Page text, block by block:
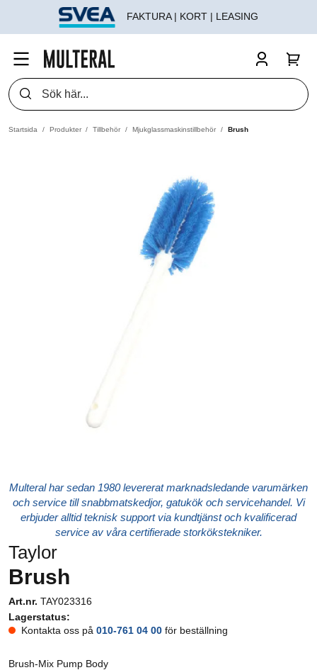
FAKTURA | KORT | LEASING
Startsida Produkter Tillbehör Mjukglassmaskinstillbehör Brush
Multeral har sedan 1980 levererat marknadsledande varumärken
och service till snabbmatskedjor, gatukök och servicehandel. Vi
erbjuder alltid teknisk support via kundtjänst och kvalificerad
service av våra certifierade storkökstekniker.
Taylor
Brush
Art.nr. TAY023316
Lagerstatus:
Kontakta oss på 010-761 04 00för beställning
Brush-Mix Pump Body